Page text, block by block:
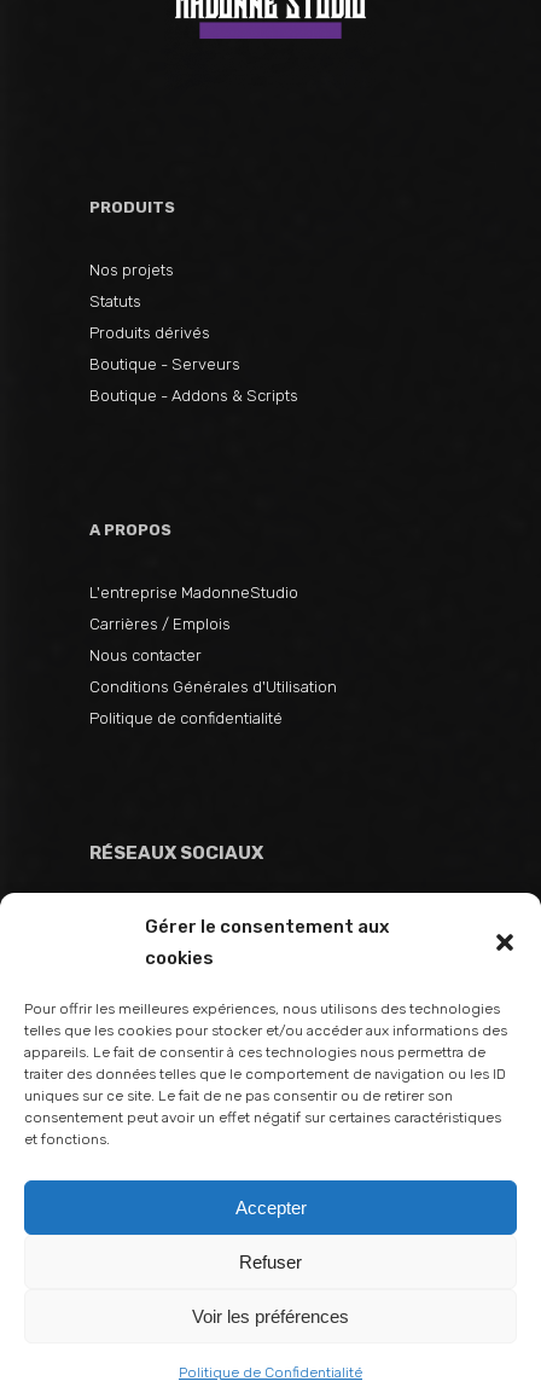
Gérer le consentement aux
cookies
Pour offrir les meilleures expériences, nous utilisons des technologies
telles que les cookies pour stocker et/ou accéder aux informations des
appareils. Le fait de consentir à ces technologies nous permettra de
traiter des données telles que le comportement de navigation ou les ID
uniques sur ce site. Le fait de ne pas consentir ou de retirer son
consentement peut avoir un effet négatif sur certaines caractéristiques
et fonctions.
Accepter
Refuser
Voir les préférences
Politique de Confidentialité
PRODUITS
Nos projets
Statuts
Produits dérivés
Boutique - Serveurs
Boutique - Addons & Scripts
A PROPOS
L'entreprise MadonneStudio
Carrières / Emplois
Nous contacter
Conditions Générales d'Utilisation
Politique de confidentialité
RÉSEAUX SOCIAUX
MadonneStudio・60 Rue François Ier - 75008
MadonneStudio © 2025・Tous droits réservés